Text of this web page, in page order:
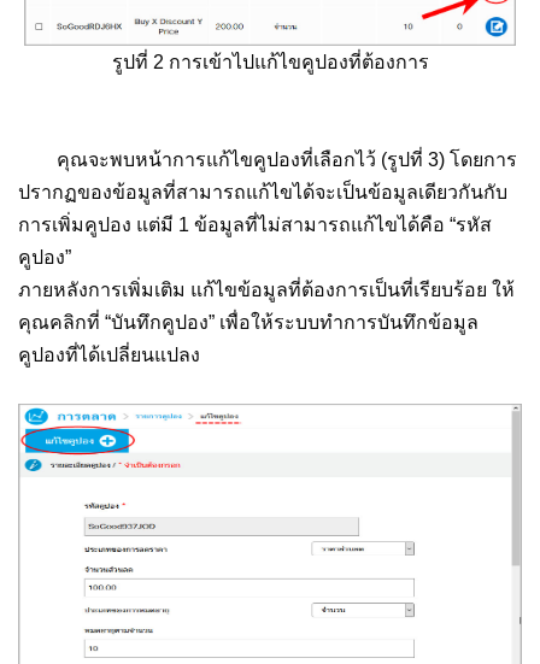
รูปที่ 2 การเข้าไปแก้ไขคูปองที่ต้องการ
คุณจะพบหน้าการแก้ไขคูปองที่เลือกไว้ (รูปที่ 3) โดยการ
ปรากฏของข้อมูลที่สามารถแก้ไขได้จะเป็นข้อมูลเดียวกันกับ
การเพิ่มคูปอง แต่มี 1 ข้อมูลที่ไม่สามารถแก้ไขได้คือ “รหัส
คูปอง”
ภายหลังการเพิ่มเติม แก้ไขข้อมูลที่ต้องการเป็นที่เรียบร้อย ให้
คุณคลิกที่ “บันทึกคูปอง” เพื่อให้ระบบทำการบันทึกข้อมูล
คูปองที่ได้เปลี่ยนแปลง